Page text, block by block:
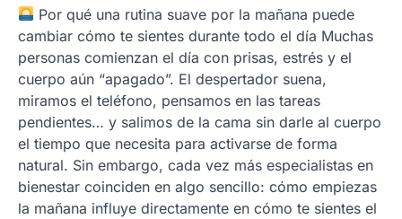
Por qué una rutina suave por la mañana puede
cambiar cómo te sientes durante todo el día Muchas
personas comienzan el día con prisas, estrés y el
cuerpo aún “apagado”. El despertador suena,
miramos el teléfono, pensamos en las tareas
pendientes… y salimos de la cama sin darle al cuerpo
el tiempo que necesita para activarse de forma
natural. Sin embargo, cada vez más especialistas en
bienestar coinciden en algo sencillo: cómo empiezas
la mañana influye directamente en cómo te sientes el